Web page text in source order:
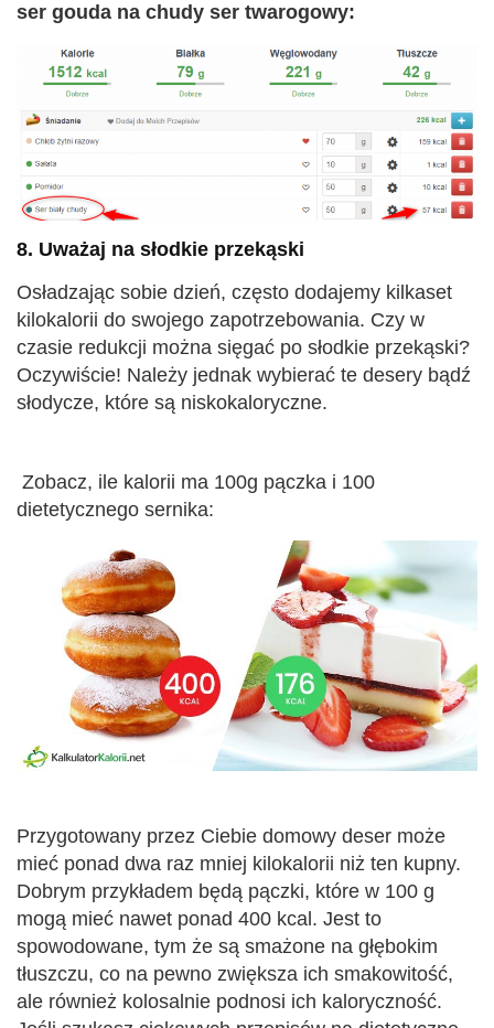
ser gouda na chudy ser twarogowy:
8. Uważaj na słodkie przekąski
Osładzając sobie dzień, często dodajemy kilkaset
kilokalorii do swojego zapotrzebowania. Czy w
czasie redukcji można sięgać po słodkie przekąski?
Oczywiście! Należy jednak wybierać te desery bądź
słodycze, które są niskokaloryczne.
Zobacz, ile kalorii ma 100g pączka i 100
dietetycznego sernika:
Przygotowany przez Ciebie domowy deser może
mieć ponad dwa raz mniej kilokalorii niż ten kupny.
Dobrym przykładem będą pączki, które w 100 g
mogą mieć nawet ponad 400 kcal. Jest to
spowodowane, tym że są smażone na głębokim
tłuszczu, co na pewno zwiększa ich smakowitość,
ale również kolosalnie podnosi ich kaloryczność.